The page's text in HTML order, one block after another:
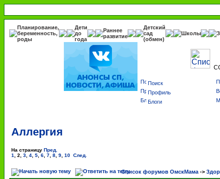
Планирование,
беременность,
роды
Дети
до
года
Раннее
развитие
Детский
сад
(обмен)
Школы
Поиск
Профиль
Блоги
Аллергия
На страницу Пред.
1
2 3 4 5 6 7 8 9 10 След.
Список форумов ОмскМама ->